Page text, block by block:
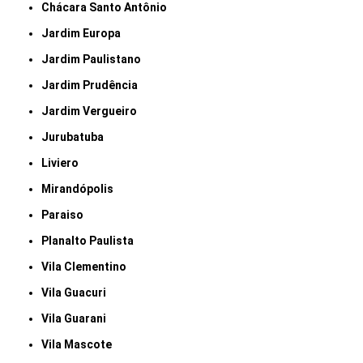
Chácara Santo Antônio
Jardim Europa
Jardim Paulistano
Jardim Prudência
Jardim Vergueiro
Jurubatuba
Liviero
Mirandópolis
Paraiso
Planalto Paulista
Vila Clementino
Vila Guacuri
Vila Guarani
Vila Mascote